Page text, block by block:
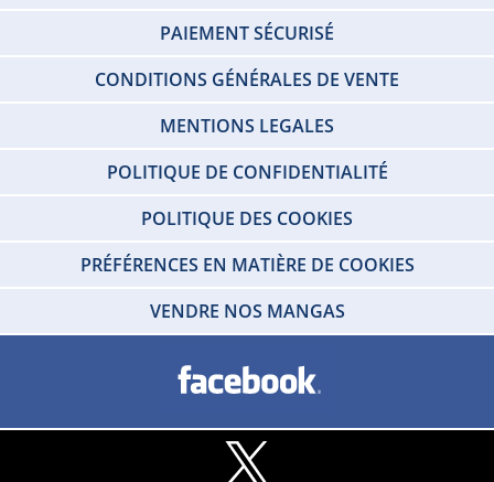
PAIEMENT SÉCURISÉ
CONDITIONS GÉNÉRALES DE VENTE
MENTIONS LEGALES
POLITIQUE DE CONFIDENTIALITÉ
POLITIQUE DES COOKIES
PRÉFÉRENCES EN MATIÈRE DE COOKIES
VENDRE NOS MANGAS